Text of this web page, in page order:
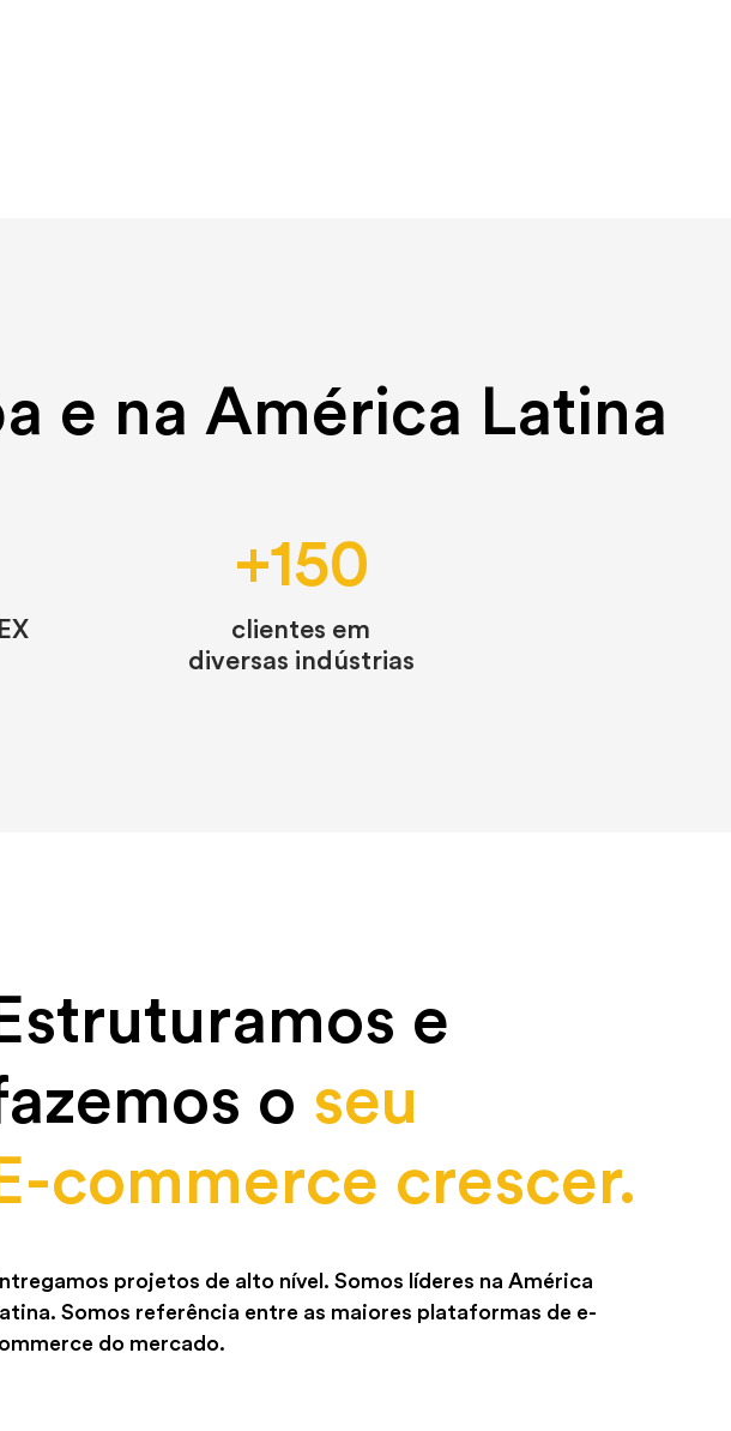
e na América Latina
+150
clientes em
diversas indústrias
Estruturamos e
o seu
E-commerce crescer.
projetos de alto nível. Somos líderes na América
Somos referência entre as maiores plataformas de e-
do mercado.